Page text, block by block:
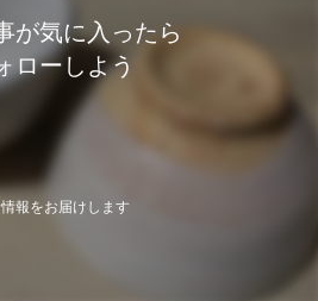
が気に入ったら
ローしよう
報をお届けします